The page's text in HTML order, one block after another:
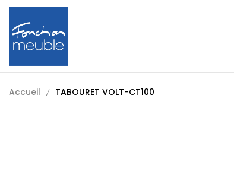
Accueil TABOURET VOLT-CT100